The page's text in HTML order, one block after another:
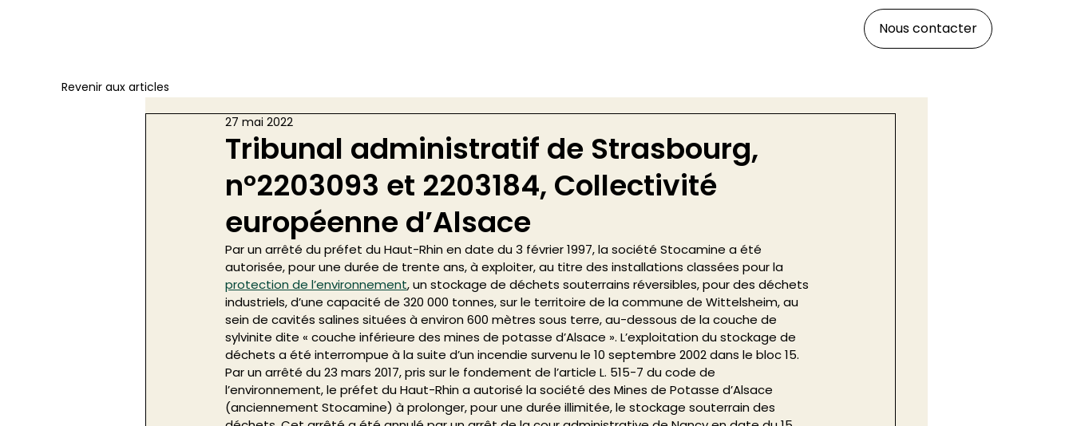
Nous contacter
Tribunal administratif de Strasbourg,
n°2203093 et 2203184, Collectivité
européenne d’Alsace
27 mai 2022
Par un arrêté du préfet du Haut-Rhin en date du 3 février 1997, la société Stocamine a été
autorisée, pour une durée de trente ans, à exploiter, au titre des installations classées pour la
protection de l’environnement, un stockage de déchets souterrains réversibles, pour des déchets
industriels, d’une capacité de 320 000 tonnes, sur le territoire de la commune de Wittelsheim, au
sein de cavités salines situées à environ 600 mètres sous terre, au-dessous de la couche de
sylvinite dite « couche inférieure des mines de potasse d’Alsace ». L’exploitation du stockage de
déchets a été interrompue à la suite d’un incendie survenu le 10 septembre 2002 dans le bloc 15.
Par un arrêté du 23 mars 2017, pris sur le fondement de l’article L. 515-7 du code de
l’environnement, le préfet du Haut-Rhin a autorisé la société des Mines de Potasse d’Alsace
(anciennement Stocamine) à prolonger, pour une durée illimitée, le stockage souterrain des
Revenir aux articles